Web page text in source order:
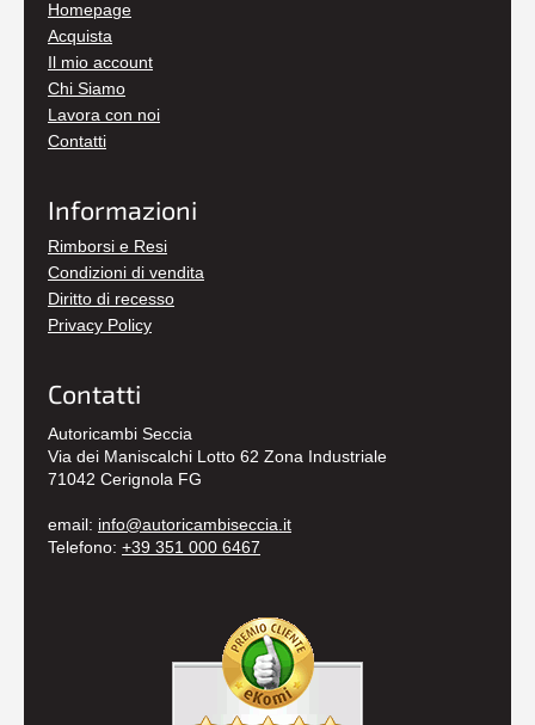
Homepage
Acquista
Il mio account
Chi Siamo
Lavora con noi
Contatti
Informazioni
Rimborsi e Resi
Condizioni di vendita
Diritto di recesso
Privacy Policy
Contatti
Autoricambi Seccia
Via dei Maniscalchi Lotto 62 Zona Industriale
71042 Cerignola FG
email: info@autoricambiseccia.it
Telefono: +39 351 000 6467